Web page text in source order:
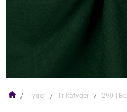
Tyger Trikåtyger 290 |